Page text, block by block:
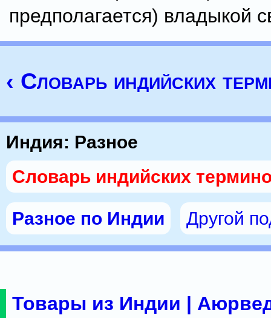
предполагается) владыкой
‹ Словарь индийских
Индия: Разное
Словарь индийских
Разное по Индии Другой
Товары из Индии |